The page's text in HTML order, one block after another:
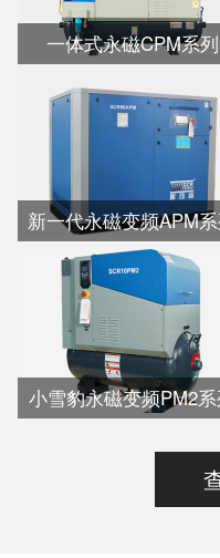
一体式永磁CPM系列
新一代永磁变频APM
小雪豹永磁变频PM2